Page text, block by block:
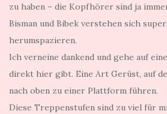
zu haben – die Kopfhörer sind ja
Bisman und Bibek verstehen sich
herumspazieren.
Ich verneine dankend und gehe auf
direkt hier gibt. Eine Art Gerüst, auf
nach oben zu einer Plattform führen.
Diese Treppenstufen sind zu viel für